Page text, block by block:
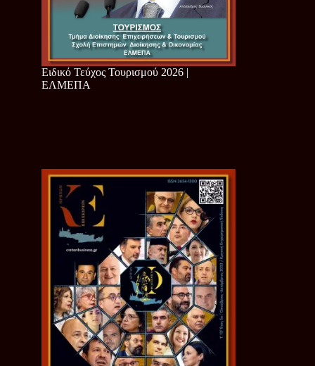
Ειδικό Τεύχος Τουρισμού 2026 |
ΕΛΜΕΠΑ